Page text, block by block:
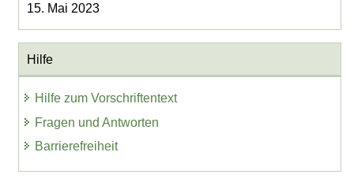
15. Mai 2023
Hilfe
Hilfe zum Vorschriftentext
Fragen und Antworten
Barrierefreiheit